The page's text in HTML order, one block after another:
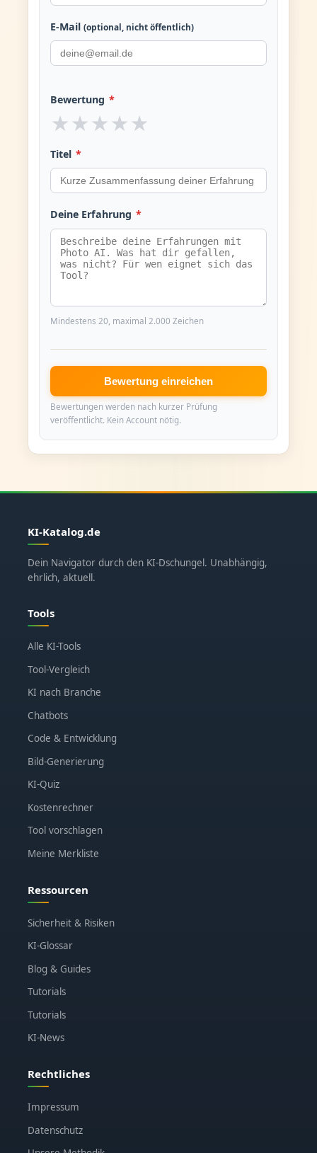
E-Mail (optional, nicht öffentlich)
Bewertung *
★ ★ ★ ★ ★
Titel *
Deine Erfahrung *
Mindestens 20, maximal 2.000 Zeichen
Bewertung einreichen
Bewertungen werden nach kurzer Prüfung
veröffentlicht. Kein Account nötig.
KI-Katalog.de
Dein Navigator durch den KI-Dschungel. Unabhängig,
ehrlich, aktuell.
Tools
Alle KI-Tools
Tool-Vergleich
KI nach Branche
Chatbots
Code & Entwicklung
Bild-Generierung
KI-Quiz
Kostenrechner
Tool vorschlagen
Meine Merkliste
Ressourcen
Sicherheit & Risiken
KI-Glossar
Blog & Guides
Tutorials
Tutorials
KI-News
Rechtliches
Impressum
Datenschutz